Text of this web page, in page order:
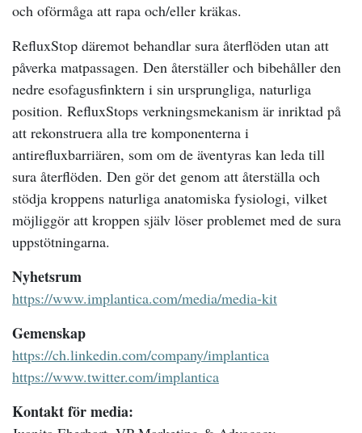
och oförmåga att rapa och/eller kräkas.
RefluxStop däremot behandlar sura återflöden utan att
påverka matpassagen. Den återställer och bibehåller den
nedre esofagusfinktern i sin ursprungliga, naturliga
position. RefluxStops verkningsmekanism är inriktad på
att rekonstruera alla tre komponenterna i
antirefluxbarriären, som om de äventyras kan leda till
sura återflöden. Den gör det genom att återställa och
stödja kroppens naturliga anatomiska fysiologi, vilket
möjliggör att kroppen själv löser problemet med de sura
uppstötningarna.
Nyhetsrum
https://www.implantica.com/media/media-kit
Gemenskap
https://ch.linkedin.com/company/implantica
https://www.twitter.com/implantica
Kontakt för media: